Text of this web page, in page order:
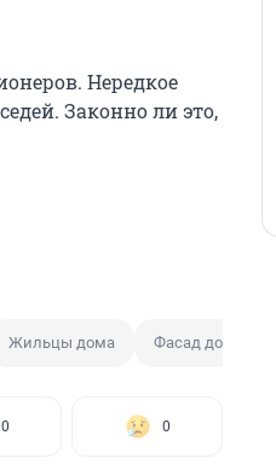
Нередкое
Законно ли это,
Жильцы дома Фасад дома
0 0